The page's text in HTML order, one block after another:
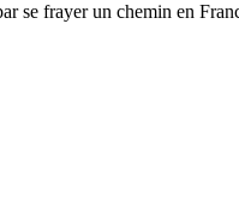
se frayer un chemin en